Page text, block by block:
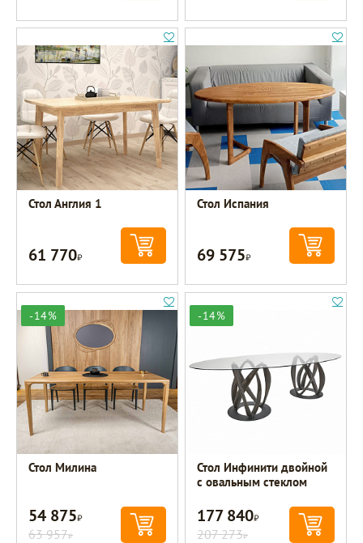
Стол Англия 1
61 770Р
Стол Испания
69 575Р
-14%
Стол Милина
54 875Р
63 957Р
-14%
Стол Инфинити двойной
с овальным стеклом
177 840Р
207 273Р